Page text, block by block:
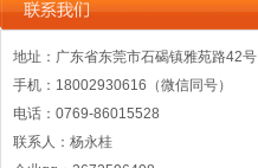
地址：广东省东莞市石碣镇雅苑路42号
手机：18002930616（微信同号）
电话：0769-86015528
联系人：杨永桂